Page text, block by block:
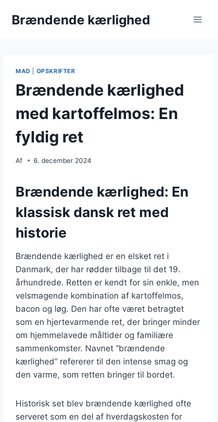
Brændende kærlighed
MAD OPSKRIFTER
Brændende kærlighed
med kartoffelmos: En
fyldig ret
Af 6. december 2024
Brændende kærlighed: En
klassisk dansk ret med
historie
Brændende kærlighed er en elsket ret i
Danmark, der har rødder tilbage til det 19.
århundrede. Retten er kendt for sin enkle, men
velsmagende kombination af kartoffelmos,
bacon og løg. Den har ofte været betragtet
som en hjertevarmende ret, der bringer minder
om hjemmelavede måltider og familiære
sammenkomster. Navnet “brændende
kærlighed” refererer til den intense smag og
den varme, som retten bringer til bordet.
Historisk set blev brændende kærlighed ofte
serveret som en del af hverdagskosten for